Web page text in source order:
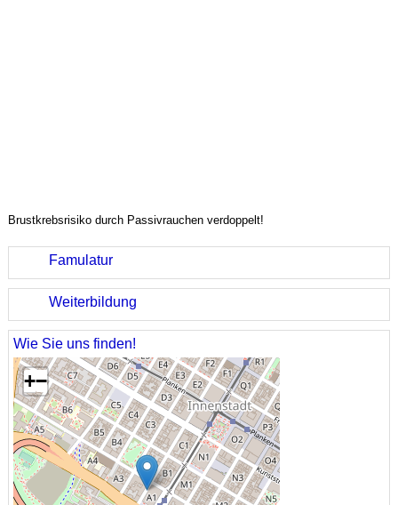
Brustkrebsrisiko durch Passivrauchen verdoppelt!
Famulatur
Weiterbildung
Wie Sie uns finden!
+−